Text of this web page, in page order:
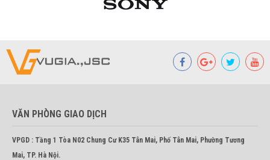
VĂN PHÒNG GIAO DỊCH
VPGD : Tầng 1 Tòa N02 Chung Cư K35 Tân Mai, Phố Tân Mai, Phường Tương
Mai, TP. Hà Nội.